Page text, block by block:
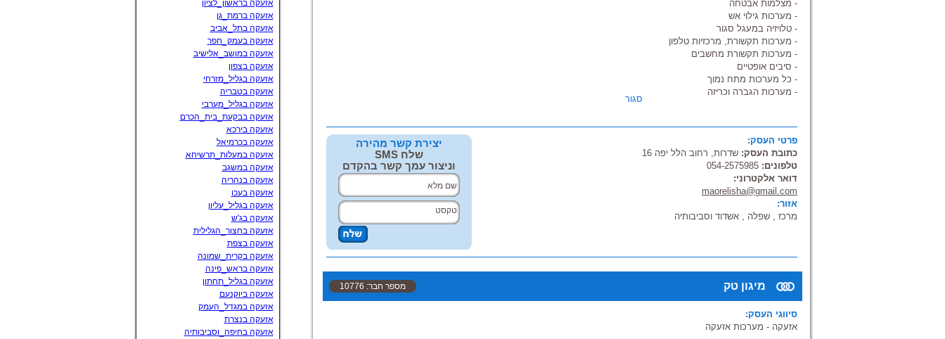
- מצלמות אבטחה
- מערכות גילוי אש
- טלויזיה במעגל סגור
- מערכות תקשורת, מרכזיות טלפון
- מערכות תקשורת מחשבים
- סיבים אופטיים
- כל מערכות מתח נמוך
- מערכות הגברה וכריזה
סגור
פרטי העסק:
כתובת העסק: שדרות, רחוב הלל יפה 16
טלפונים: 054-2575985
דואר אלקטרוני:
maorelisha@gmail.com
אזור:
מרכז , שפלה , אשדוד וסביבותיה
יצירת קשר מהירה
שלח SMS
וניצור עמך קשר בהקדם
מיגון טק מספר חבר: 10776
סיווגי העסק:
אזעקה - מערכות אזעקה
אזעקה בראשון_לציון
אזעקה ברמת_גן
אזעקה בתל_אביב
אזעקה בעמק_חפר
אזעקה במושב_אלישיב
אזעקה בצפון
אזעקה בגליל_מזרחי
אזעקה בטבריה
אזעקה בגליל_מערבי
אזעקה בבקעת_בית_הכרם
אזעקה בירכא
אזעקה בכרמיאל
אזעקה במעלות_תרשיחא
אזעקה במשגב
אזעקה בנהריה
אזעקה בעכו
אזעקה בגליל_עליון
אזעקה בג'ש
אזעקה בחצור_הגלילית
אזעקה בצפת
אזעקה בקרית_שמונה
אזעקה בראש_פינה
אזעקה בגליל_תחתון
אזעקה ביוקנעם
אזעקה במגדל_העמק
אזעקה בנצרת
אזעקה בחיפה_וסביבותיה